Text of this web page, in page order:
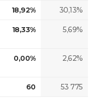
18,92% 30,13%
18,33% 5,69%
0,00% 2,62%
60 53 775